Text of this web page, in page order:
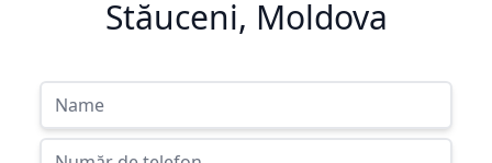
Stăuceni, Moldova